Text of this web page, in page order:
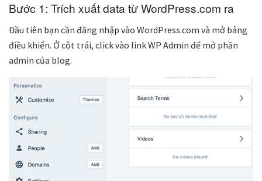
Bước 1: Trích xuất data từ WordPress.com ra
Đầu tiên bạn cần đăng nhập vào WordPress.com và mở bảng
điều khiển. Ở cột trái, click vào link WP Admin để mở phần
admin của blog.